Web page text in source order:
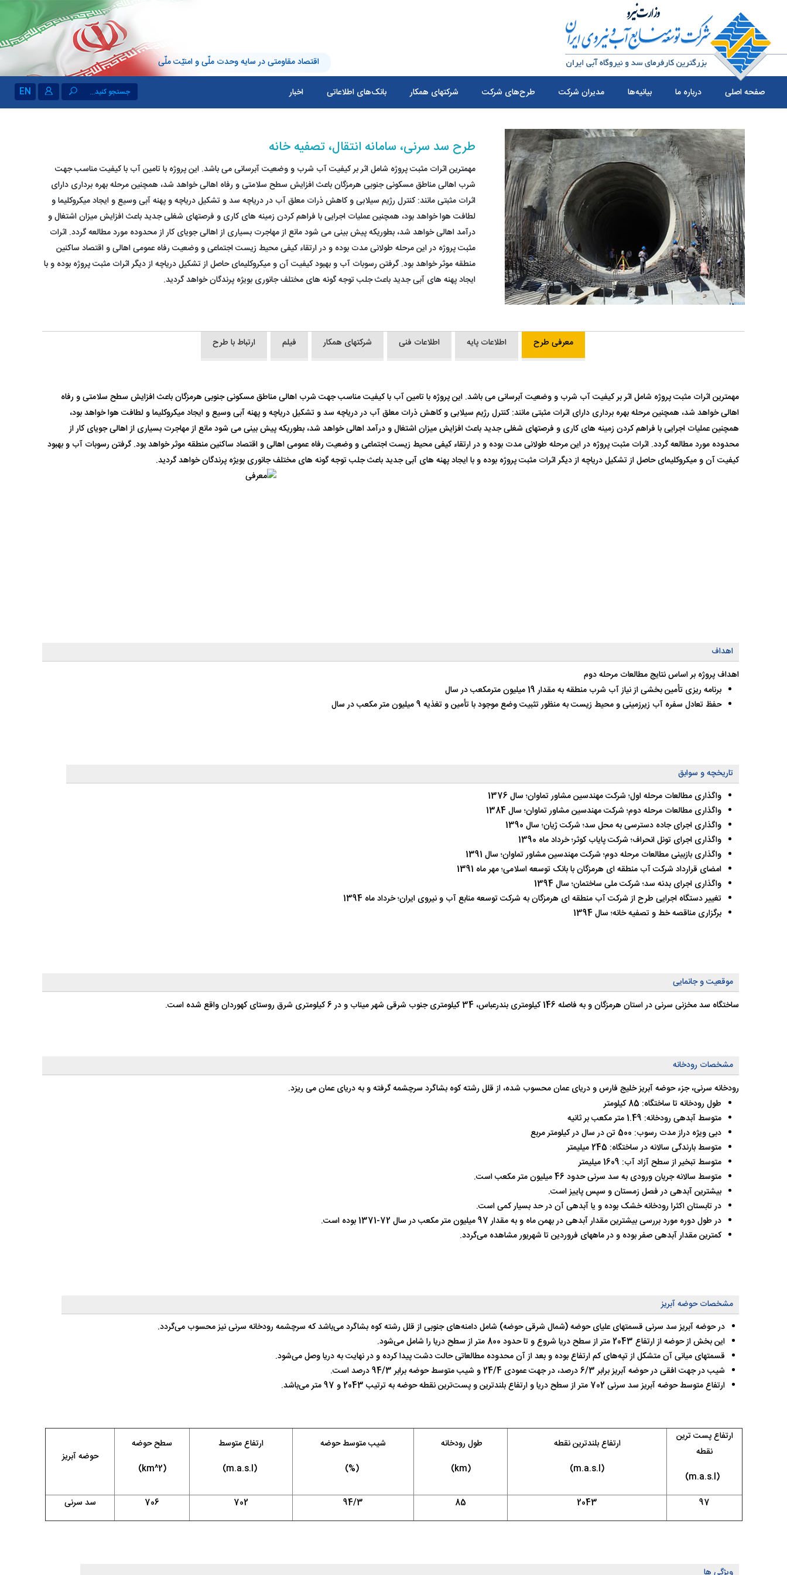
اقتصاد مقاومتی در سایه وحدت ملّی و امنیّت ملّی
صفحه اصلی درباره ما بیانیه‌ها مدیران شرکت طرح‌های شرکت شرکتهای همکار بانک‌های اطلاعاتی اخبار EN جستجو کنید...
طرح سد سرنی، سامانه انتقال، تصفیه خانه
مهمترین اثرات مثبت پروژه شامل اثر بر کیفیت آب شرب و وضعیت آبرسانی می باشد. این پروژه با تامین آب با کیفیت مناسب جهت
شرب اهالی مناطق مسکونی جنوبی هرمزگان باعث افزایش سطح سلامتی و رفاه اهالی خواهد شد، همچنین مرحله بهره برداری دارای
اثرات مثبتی مانند: کنترل رژیم سیلابی و کاهش ذرات معلق آب در دریاچه سد و تشکیل دریاچه و پهنه آبی وسیع و ایجاد میکروکلیما و
لطافت هوا خواهد بود، همچنین عملیات اجرایی با فراهم کردن زمینه های کاری و فرصتهای شغلی جدید باعث افزایش میزان اشتغال و
درآمد اهالی خواهد شد، بطوریکه پیش بینی می شود مانع از مهاجرت بسیاری از اهالی جویای کار از محدوده مورد مطالعه گردد. اثرات
مثبت پروژه در این مرحله طولانی مدت بوده و در ارتقاء کیفی محیط زیست اجتماعی و وضعیت رفاه عمومی اهالی و اقتصاد ساکنین
منطقه موثر خواهد بود. گرفتن رسوبات آب و بهبود کیفیت آن و میکروکلیمای حاصل از تشکیل دریاچه از دیگر اثرات مثبت پروژه بوده و با
ایجاد پهنه های آبی جدید باعث جلب توجه گونه های مختلف جانوری بویژه پرندگان خواهد گردید.
معرفی طرح اطلاعات پایه اطلاعات فنی شرکتهای همکار فیلم ارتباط با طرح
مهمترین اثرات مثبت پروژه شامل اثر بر کیفیت آب شرب و وضعیت آبرسانی می باشد. این پروژه با تامین آب با کیفیت مناسب جهت شرب اهالی مناطق مسکونی جنوبی هرمزگان باعث افزایش سطح سلامتی و رفاه
اهالی خواهد شد، همچنین مرحله بهره برداری دارای اثرات مثبتی مانند: کنترل رژیم سیلابی و کاهش ذرات معلق آب در دریاچه سد و تشکیل دریاچه و پهنه آبی وسیع و ایجاد میکروکلیما و لطافت هوا خواهد بود،
همچنین عملیات اجرایی با فراهم کردن زمینه های کاری و فرصتهای شغلی جدید باعث افزایش میزان اشتغال و درآمد اهالی خواهد شد، بطوریکه پیش بینی می شود مانع از مهاجرت بسیاری از اهالی جویای کار از
محدوده مورد مطالعه گردد. اثرات مثبت پروژه در این مرحله طولانی مدت بوده و در ارتقاء کیفی محیط زیست اجتماعی و وضعیت رفاه عمومی اهالی و اقتصاد ساکنین منطقه موثر خواهد بود. گرفتن رسوبات آب و بهبود
کیفیت آن و میکروکلیمای حاصل از تشکیل دریاچه از دیگر اثرات مثبت پروژه بوده و با ایجاد پهنه های آبی جدید باعث جلب توجه گونه های مختلف جانوری بویژه پرندگان خواهد گردید.
اهداف
اهداف پروژه بر اساس نتایج مطالعات مرحله دوم ‍‍
برنامه ریزی تأمین بخشی از نیاز آب شرب منطقه به مقدار 19 میلیون مترمکعب در سال
حفظ تعادل سفره آب زیرزمینی و محیط زیست به منظور تثبیت وضع موجود با تأمین و تغذیه 9 میلیون متر مکعب در سال
تاریخچه و سوابق
واگذاری مطالعات مرحله اول؛ شرکت مهندسین مشاور تماوان؛ سال 1376
واگذاری مطالعات مرحله دوم؛ شرکت مهندسین مشاور تماوان؛ سال 1384
واگذاری اجرای جاده دسترسی به محل سد؛ شرکت ژیان؛ سال 1390
واگذاری اجرای تونل انحراف؛ شرکت پایاب کوثر؛ خرداد ماه 1390
واگذاری بازبینی مطالعات مرحله دوم؛ شرکت مهندسین مشاور تماوان؛ سال 1391
امضای قرارداد شرکت آب منطقه ای هرمزگان با بانک توسعه اسلامی؛ مهر ماه 1391
واگذاری اجرای بدنه سد؛ شرکت ملی ساختمان؛ سال 1394
تغییر دستگاه اجرایی طرح از شرکت آب منطقه ای هرمزگان به شرکت توسعه منابع آب و نیروی ایران؛ خرداد ماه 1394
برگزاری مناقصه خط و تصفیه خانه؛ سال 1394
موقعیت و جانمایی
ساختگاه سد مخزنی سرنی در استان هرمزگان و به فاصله 146 کیلومتری بندرعباس، 34 کیلومتری جنوب شرقی شهر میناب و در 6 کیلومتری شرق روستای کهوردان واقع شده است.
مشخصات رودخانه
رودخانه سرنی، جزء حوضه آبریز خلیج فارس و دریای عمان محسوب شده، از قلل رشته کوه بشاگرد سرچشمه گرفته و به دریای عمان می ریزد.
طول رودخانه تا ساختگاه:‌ 85 کیلومتر
متوسط آبدهی رودخانه:‌ 1.49 متر مکعب بر ثانیه
دبی ویژه دراز مدت رسوب: 500 تن در سال در کیلومتر مربع
متوسط بارندگی سالانه در ساختگاه: 245 میلیمتر
متوسط تبخیر از سطح آزاد آب: 1609 میلیمتر
متوسط سالانه جریان ورودی به سد سرنی حدود 46 میلیون متر مکعب است.
بیشترین آبدهی در فصل زمستان و سپس پاییز است.
در تابستان اکثرا رودخانه خشک بوده و یا آبدهی آن در حد بسیار کمی است.
در طول دوره مورد بررسی بیشترین مقدار آبدهی در بهمن ماه و به مقدار 97 میلیون متر مکعب در سال 72-1371 بوده است.
کمترین مقدار آبدهی صفر بوده و در ماههای فروردین تا شهریور مشاهده می‌گردد.
مشخصات حوضه آبریز
در حوضه آبریز سد سرنی قسمتهای علیای حوضه (شمال شرقی حوضه) شامل دامنه‌های جنوبی از قلل رشته کوه بشاگرد می‌باشد که سرچشمه‌ رودخانه سرنی نیز محسوب می‌گردد.
این بخش از حوضه از ارتفاع 2043 متر از سطح دریا شروع و تا حدود 800 متر از سطح دریا را شامل می‌شود.
قسمتهای میانی آن متشکل از تپه‌های کم ارتفاع بوده و بعد از آن محدوده مطالعاتی حالت دشت پیدا کرده و در نهایت به دریا وصل می‌شود.
شیب در جهت افقی در حوضه آبریز برابر 6/3 درصد، در جهت عمودی 24/4 و شیب متوسط حوضه برابر 94/3 درصد است.
ارتفاع متوسط حوضه آبریز سد سرنی 702 متر از سطح دریا و ارتفاع بلندترین و پست‌ترین نقطه حوضه به ترتیب 2043 و 97 متر می‌باشد.
ارتفاع پست ترین
نقطه
(
m.a.s.l
)
ارتفاع بلندترین نقطه
(
m.a.s.l
)
طول رودخانه
(
km
)
شیب متوسط حوضه
(
%
)
ارتفاع متوسط
(
m.a.s.l
)
سطح حوضه
(
km^2
)
حوضه آبریز
97
2043
85
94/3
702
706 سد سرنی